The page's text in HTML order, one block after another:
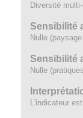
Diversité
Sensibilité
Nulle
Sensibilité
Nulle
L'indicateur